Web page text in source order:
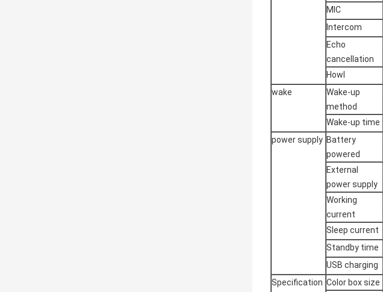
MIC
Intercom
Echo
cancellation
Howl
wake
Wake-up
method
Wake-up time
power supply Battery
powered
External
power supply
Working
current
Sleep current
Standby time
USB charging
Specification Color box size